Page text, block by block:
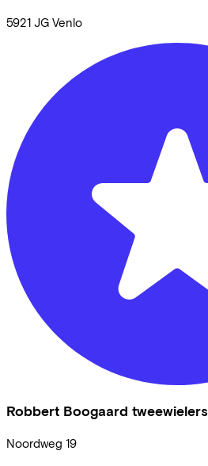
5921 JG Venlo
Robbert Boogaard tweewielers
Noordweg 19